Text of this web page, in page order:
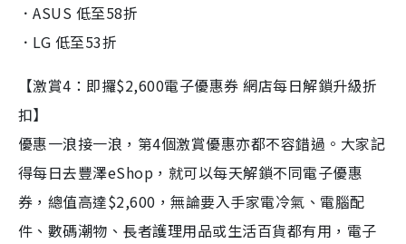
．ASUS 低至58折
．LG 低至53折
【激賞4：即攞$2,600電子優惠券 網店每日解鎖升級折
扣】
優惠一浪接一浪，第4個激賞優惠亦都不容錯過。大家記
得每日去豐澤eShop，就可以每天解鎖不同電子優惠
券，總值高達$2,600，無論要入手家電冷氣、電腦配
件、數碼潮物、長者護理用品或生活百貨都有用，電子